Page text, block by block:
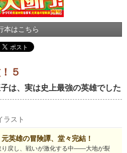
本はこちら
５
は、実は史上最強の英雄でした
ラスト
英雄の冒険譚、堂々完結！
り戻し、戦いが激化する中――大地が裂